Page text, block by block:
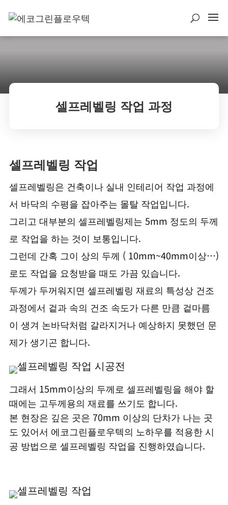
셀프레벨링 작업 과정
셀프레벨링 작업
셀프레벨링은 건축이나 실내 인테리어 작업 과정에
서 바닥의 수평을 잡아주는 몰탈 작업입니다.
그리고 대부분의 셀프레벨링제는 5mm 정도의 두께
로 작업을 하는 것이 보통입니다.
그런데 간혹 그이 상의 두께 ( 10mm~40mm이상…)
로도 작업을 요청받을 때도 가끔 있습니다.
두께가 두꺼워지면 셀프레벨링 재료의 특성상 건조
과정에서 겉과 속의 건조 속도가 다른 만큼 겉마름
이 생겨 논바닥처럼 갈라지거나 예상하지 못했던 문
제가 생기곤 합니다.
그래서 15mm이상의 두께로 셀프레벨링을 해야 할
때에는 고두께용의 재료를 쓰기도 합니다.
본 현장은 깊은 곳은 70mm 이상의 단차가 나는 곳
도 있어서 에코그린플로우텍의 노하우를 적용한 시
공 방법으로 셀프레벨링 작업을 진행하였습니다.